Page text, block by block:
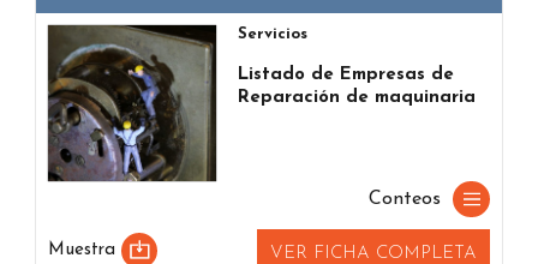
Servicios
Listado de Empresas de
Reparación de maquinaria
Conteos
Muestra VER FICHA COMPLETA